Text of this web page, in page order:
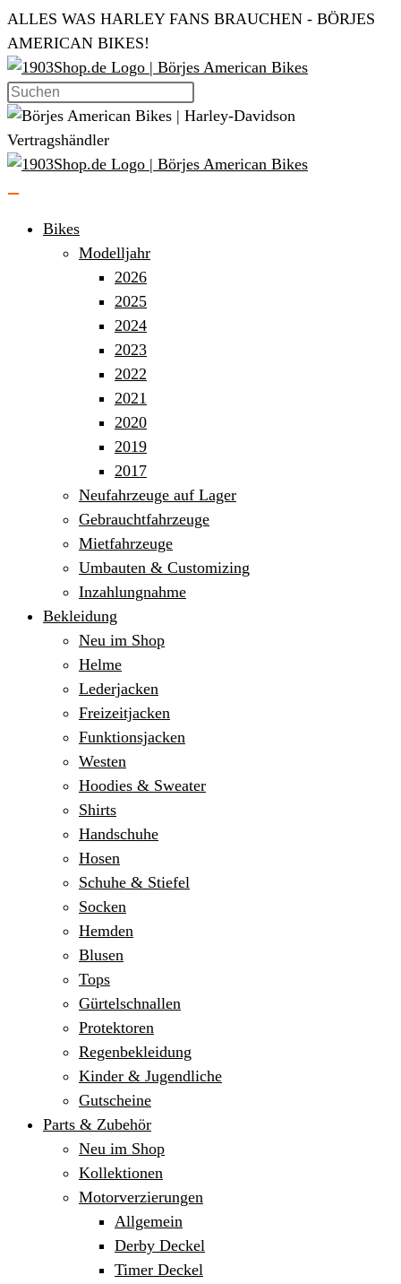
Zum
Inhalt
springen
ALLES WAS HARLEY FANS BRAUCHEN - BÖRJES
AMERICAN BIKES!
Bikes
Modelljahr
2026
2025
2024
2023
2022
2021
2020
2019
2017
Neufahrzeuge auf Lager
Gebrauchtfahrzeuge
Mietfahrzeuge
Umbauten & Customizing
Inzahlungnahme
Bekleidung
Neu im Shop
Helme
Lederjacken
Freizeitjacken
Funktionsjacken
Westen
Hoodies & Sweater
Shirts
Handschuhe
Hosen
Schuhe & Stiefel
Socken
Hemden
Blusen
Tops
Gürtelschnallen
Protektoren
Regenbekleidung
Kinder & Jugendliche
Gutscheine
Parts & Zubehör
Neu im Shop
Kollektionen
Motorverzierungen
Allgemein
Derby Deckel
Timer Deckel